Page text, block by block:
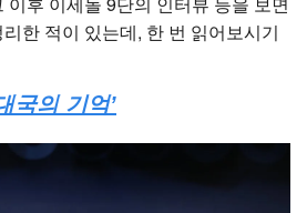
한 적이 있는데, 한 번 읽어보시기
국의 기억’